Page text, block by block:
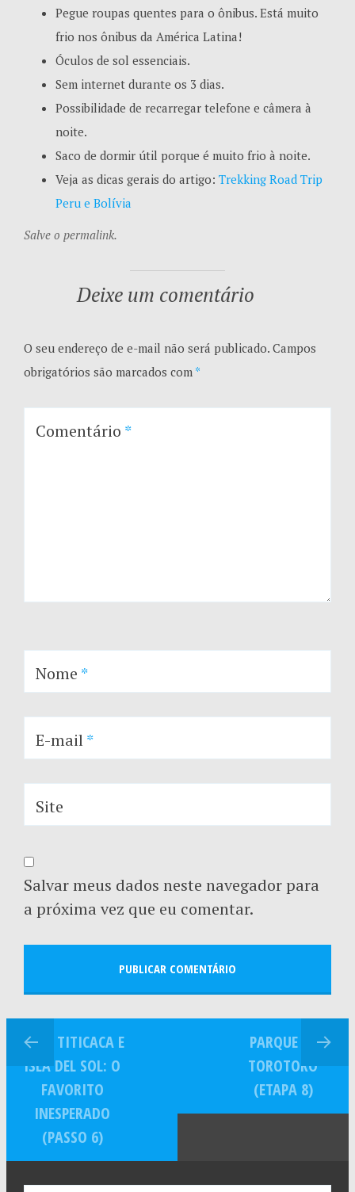
Pegue roupas quentes para o ônibus. Está muito
frio nos ônibus da América Latina!
Óculos de sol essenciais.
Sem internet durante os 3 dias.
Possibilidade de recarregar telefone e câmera à
noite.
Saco de dormir útil porque é muito frio à noite.
Veja as dicas gerais do artigo: Trekking Road Trip
Peru e Bolívia
Salve o permalink.
Deixe um comentário
O seu endereço de e-mail não será publicado. Campos
obrigatórios são marcados com *
Comentário *
Nome *
E-mail*
Site
Salvar meus dados neste navegador para
a próxima vez que eu comentar.
LAGO TITICACA E
ISLA DEL SOL: O
FAVORITO
INESPERADO
(PASSO 6)
PARQUE DE
TOROTORO
(ETAPA 8)